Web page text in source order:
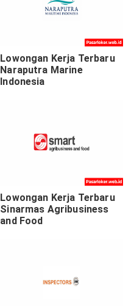
Lowongan Kerja Terbaru
Naraputra Marine
Indonesia
Lowongan Kerja Terbaru
Sinarmas Agribusiness
and Food